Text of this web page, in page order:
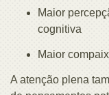
Maior
cognitiva
Maior
A atenção plena